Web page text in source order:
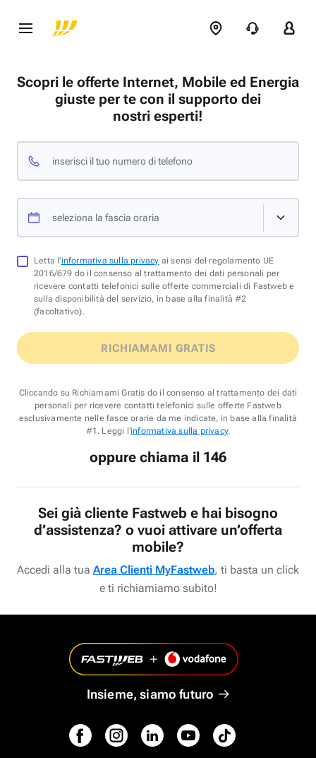
Scopri le offerte Internet, Mobile ed Energia
giuste per te con il supporto dei
nostri esperti!
inserisci il tuo numero di telefono
seleziona la fascia oraria
Letta l'informativa sulla privacy ai sensi del regolamento UE
2016/679 do il consenso al trattamento dei dati personali per
ricevere contatti telefonici sulle offerte commerciali di Fastweb e
sulla disponibilità del servizio, in base alla finalità #2
(facoltativo).
RICHIAMAMI GRATIS
Cliccando su Richiamami Gratis do il consenso al trattamento dei dati
personali per ricevere contatti telefonici sulle offerte Fastweb
esclusivamente nelle fasce orarie da me indicate, in base alla finalità
#1. Leggi l'informativa sulla privacy.
oppure chiama il 146
Sei già cliente Fastweb e hai bisogno
d’assistenza? o vuoi attivare un’offerta
mobile?
Accedi alla tua Area Clienti MyFastweb, ti basta un click
e ti richiamiamo subito!
Insieme, siamo futuro